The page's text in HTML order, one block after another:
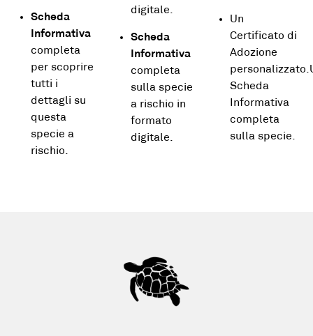
Scheda
Informativa
completa
per scoprire
tutti i
dettagli su
questa
specie a
rischio.
digitale.
Scheda
Informativa
completa
sulla specie
a rischio in
formato
digitale.
Un
Certificato di
Adozione
Scheda
Informativa
completa
sulla specie.